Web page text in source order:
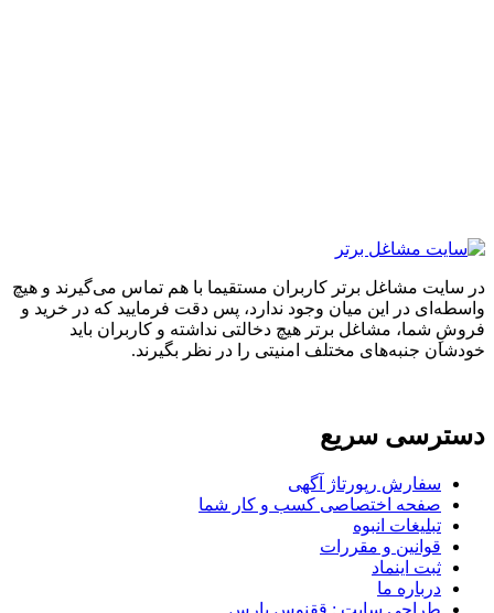
مشاغل برتر کاربران مستقیما با هم تماس می‌گیرند و هیچ
در این میان وجود ندارد، پس دقت فرمایید که در خرید و
شما، مشاغل برتر هیچ دخالتی نداشته و کاربران باید
جنبه‌های مختلف امنیتی را در نظر بگیرند.
سریع
سفارش رپورتاژ آگهی
صفحه اختصاصی کسب و کار شما
تبلیغات انبوه
قوانین و مقررات
ثبت اینماد
درباره ما